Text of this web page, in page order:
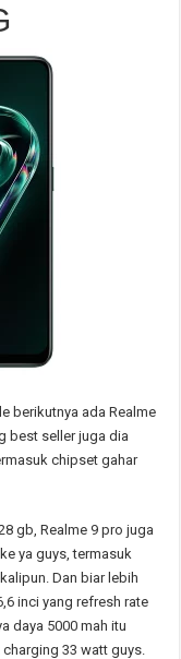
berikutnya ada Realme
best seller juga dia
chipset gahar
gb, Realme 9 pro juga
ya guys, termasuk
Dan biar lebih
inci yang refresh rate
daya 5000 mah itu
33 watt guys.